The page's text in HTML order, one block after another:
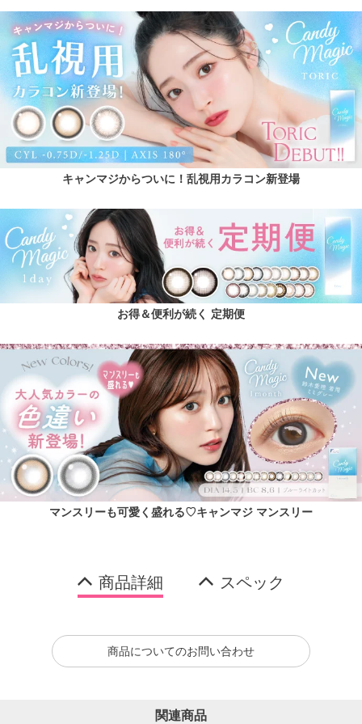
キャンマジからついに！乱視用カラコン新登場
お得＆便利が続く 定期便
マンスリーも可愛く盛れる♡キャンマジ マンスリー
商品詳細 スペック
商品についてのお問い合わせ
関連商品